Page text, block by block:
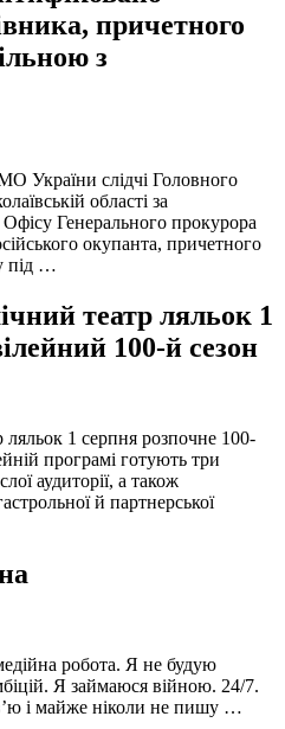
причетного
з
України слідчі Головного
області за
Генерального прокурора
окупанта, причетного
під …
театр ляльок 1
100-й сезон
ляльок 1 серпня розпочне 100-
програмі готують три
аудиторії, а також
й партнерської
робота. Я не будую
Я займаюся війною. 24/7.
і майже ніколи не пишу …